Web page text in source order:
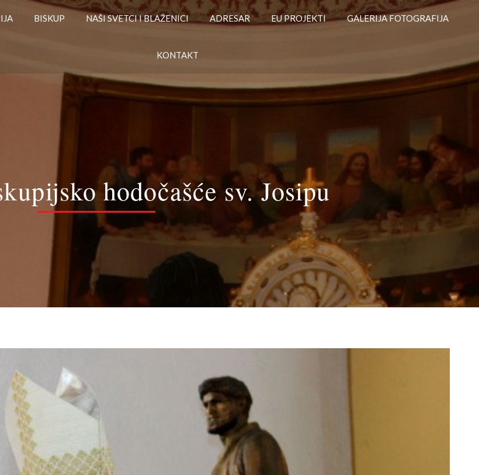
BISKUP NAŠI SVETCI I BLAŽENICI ADRESAR EU PROJEKTI GALERIJA FOTOGRAFIJA
KONTAKT
hodočašće sv. Josipu